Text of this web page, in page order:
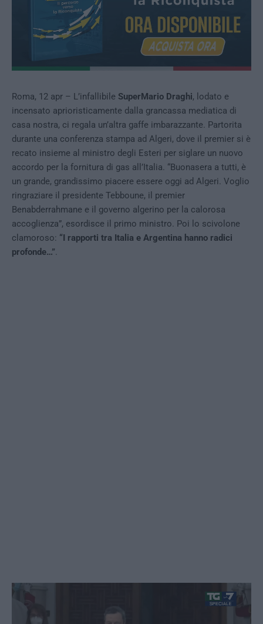
Roma, 12 apr – L’infallibile SuperMario Draghi, lodato e
incensato aprioristicamente dalla grancassa mediatica di
casa nostra, ci regala un’altra gaffe imbarazzante. Partorita
durante una conferenza stampa ad Algeri, dove il premier si è
recato insieme al ministro degli Esteri per siglare un nuovo
accordo per la fornitura di gas all’Italia. “Buonasera a tutti, è
un grande, grandissimo piacere essere oggi ad Algeri. Voglio
ringraziare il presidente Tebboune, il premier
Benabderrahmane e il governo algerino per la calorosa
accoglienza”, esordisce il primo ministro. Poi lo scivolone
clamoroso: “I rapporti tra Italia e Argentina hanno radici
profonde…”.